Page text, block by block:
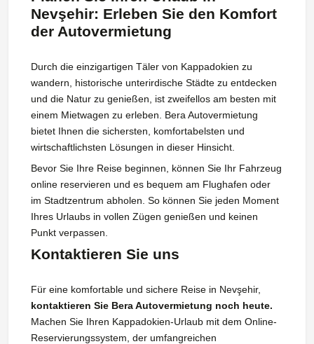
Nevşehir: Erleben Sie den Komfort
der Autovermietung
Durch die einzigartigen Täler von Kappadokien zu
wandern, historische unterirdische Städte zu entdecken
und die Natur zu genießen, ist zweifellos am besten mit
einem Mietwagen zu erleben. Bera Autovermietung
bietet Ihnen die sichersten, komfortabelsten und
wirtschaftlichsten Lösungen in dieser Hinsicht.
Bevor Sie Ihre Reise beginnen, können Sie Ihr Fahrzeug
online reservieren und es bequem am Flughafen oder
im Stadtzentrum abholen. So können Sie jeden Moment
Ihres Urlaubs in vollen Zügen genießen und keinen
Punkt verpassen.
Kontaktieren Sie uns
Für eine komfortable und sichere Reise in Nevşehir,
kontaktieren Sie Bera Autovermietung noch heute.
Machen Sie Ihren Kappadokien-Urlaub mit dem Online-
Reservierungssystem, der umfangreichen